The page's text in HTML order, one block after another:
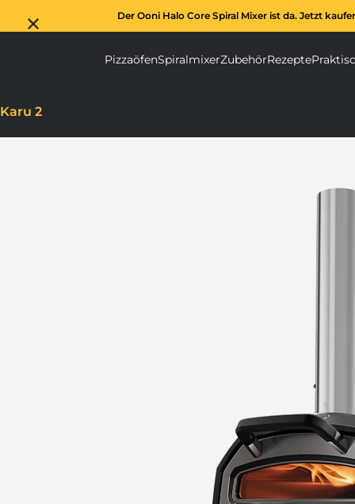
Der Ooni Halo Core Spiral Mixer ist da. Jetzt
Pizzaöfen Pizzaöfen submenu
Spiralmixer Spiralmixer
Zubehör Zubehör
Rezepte
Karu 2